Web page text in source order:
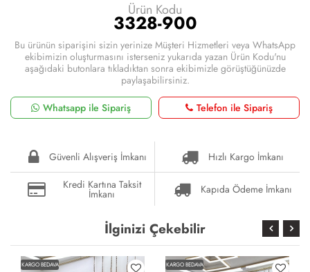
Ürün Kodu
3328-900
Bu ürünün siparişini sizin yerinize Müşteri Hizmetleri veya WhatsApp
ekibimizin oluşturmasını isterseniz yukarıda yazan Ürün Kodu'nu
aşağıdaki butonlara tıkladıktan sonra ekibimizle görüştüğünüzde
paylaşabilirsiniz.
Whatsapp ile Sipariş
Telefon ile Sipariş
Güvenli Alışveriş İmkanı
Hızlı Kargo İmkanı
Kredi Kartına Taksit
İmkanı Kapıda Ödeme İmkanı
İlginizi Çekebilir
KARGO BEDAVA KARGO BEDAVA